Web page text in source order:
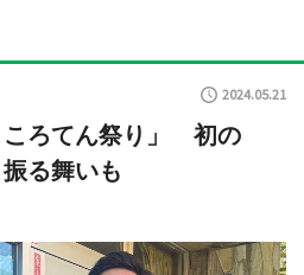
2024.05.21
ころてん祭り」 初の
る舞いも